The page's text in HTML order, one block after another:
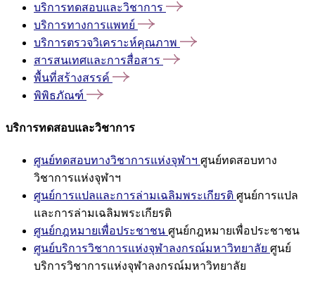
บริการทดสอบและวิชาการ
บริการทางการแพทย์
บริการตรวจวิเคราะห์คุณภาพ
สารสนเทศและการสื่อสาร
พื้นที่สร้างสรรค์
พิพิธภัณฑ์
บริการทดสอบและวิชาการ
ศูนย์ทดสอบทางวิชาการแห่งจุฬาฯ ศูนย์ทดสอบทาง
วิชาการแห่งจุฬาฯ
ศูนย์การแปลและการล่ามเฉลิมพระเกียรติ ศูนย์การแปล
และการล่ามเฉลิมพระเกียรติ
ศูนย์กฎหมายเพื่อประชาชน ศูนย์กฎหมายเพื่อประชาชน
ศูนย์บริการวิชาการแห่งจุฬาลงกรณ์มหาวิทยาลัย ศูนย์
บริการวิชาการแห่งจุฬาลงกรณ์มหาวิทยาลัย